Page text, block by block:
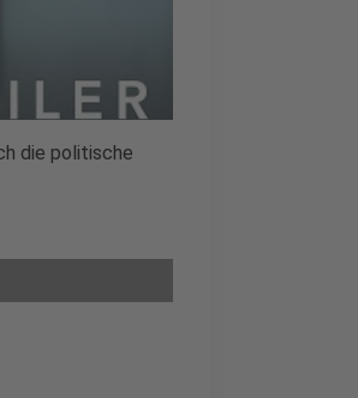
die politische